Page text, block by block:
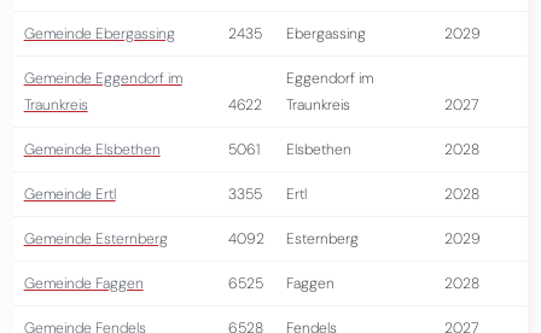
Gemeinde Ebergassing 2435 Ebergassing 2029
Gemeinde Eggendorf im
Traunkreis
4622
Eggendorf im
Traunkreis
2027
Gemeinde Elsbethen 5061 Elsbethen 2028
Gemeinde Ertl 3355 Ertl 2028
Gemeinde Esternberg 4092 Esternberg 2029
Gemeinde Faggen 6525 Faggen 2028
Gemeinde Fendels 6528 Fendels 2027